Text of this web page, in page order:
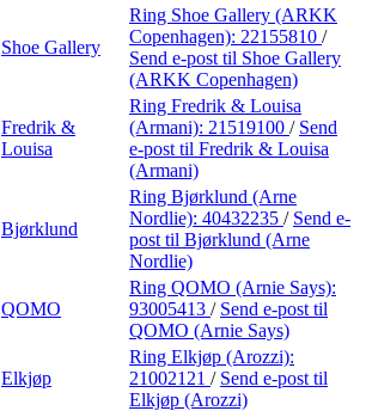
Shoe Gallery
Ring Shoe Gallery (ARKK
Copenhagen): 22155810 /
Send e-post til Shoe Gallery
(ARKK Copenhagen)
Fredrik &
Louisa
Ring Fredrik & Louisa
(Armani): 21519100 / Send
e-post til Fredrik & Louisa
(Armani)
Bjørklund
Ring Bjørklund (Arne
Nordlie): 40432235 / Send e-
post til Bjørklund (Arne
Nordlie)
QOMO
Ring QOMO (Arnie Says):
93005413 / Send e-post til
QOMO (Arnie Says)
Elkjøp
Ring Elkjøp (Arozzi):
21002121 / Send e-post til
Elkjøp (Arozzi)